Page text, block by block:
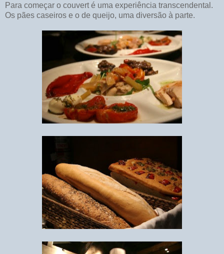
Para começar o couvert é uma experiência transcendental.
Os pães caseiros e o de queijo, uma diversão à parte.